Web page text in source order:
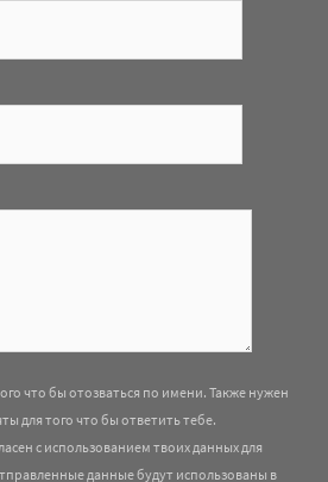
что бы отозваться по имени. Также нужен
для того что бы ответить тебе.
с использованием твоих данных для
данные будут использованы в